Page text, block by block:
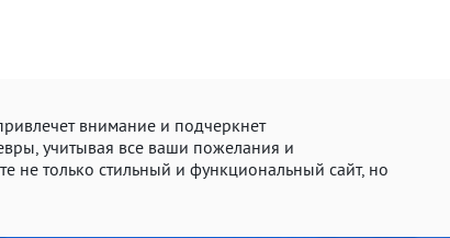
внимание и подчеркнет
учитывая все ваши пожелания и
не только стильный и функциональный сайт, но